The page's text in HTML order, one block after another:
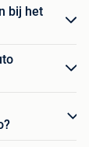
bij het